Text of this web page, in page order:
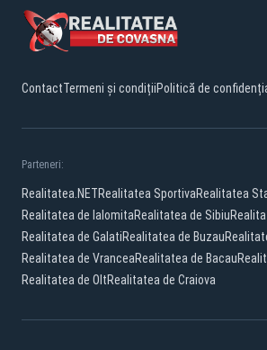
ContactTermeni și condițiiPolitică de
Parteneri:
Realitatea.NETRealitatea SportivaRealitatea
Realitatea de IalomitaRealitatea de Sibiu
Realitatea de GalatiRealitatea de Buzau
Realitatea de VranceaRealitatea de Bacau
Realitatea de OltRealitatea de Craiova